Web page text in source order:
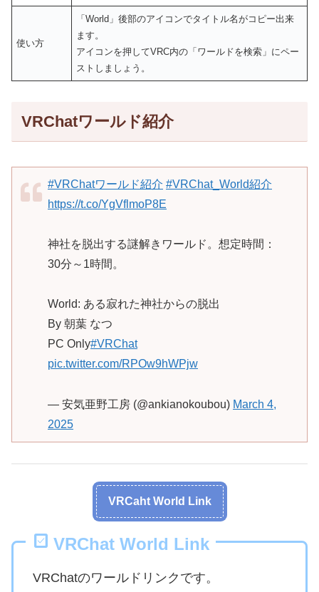
使い方
「World」後部のアイコンでタイトル名がコピー出来
ます。
アイコンを押してVRC内の「ワールドを検索」にペー
ストしましょう。
VRChatワールド紹介
#VRChatワールド紹介 #VRChat_World紹介
https://t.co/YgVflmoP8E
神社を脱出する謎解きワールド。想定時間：
30分～1時間。
World: ある寂れた神社からの脱出
By 朝葉 なつ
PC Only#VRChat
pic.twitter.com/RPOw9hWPjw
— 安気亜野工房 (@ankianokoubou) March 4,
2025
VRCaht World Link
VRChat World Link
VRChatのワールドリンクです。